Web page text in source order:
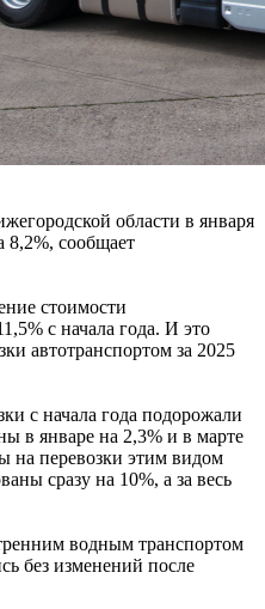
области в января
8,2%, сообщает
стоимости
с начала года. И это
автотранспортом за 2025
с начала года подорожали
в январе на 2,3% и в марте
на перевозки этим видом
сразу на 10%, а за весь
водным транспортом
без изменений после